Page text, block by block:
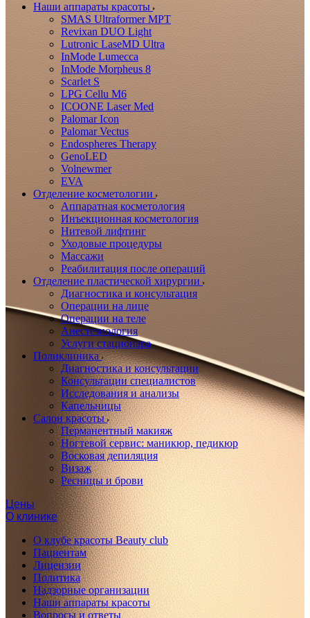
Наши аппараты красоты
SMAS Ultraformer MPT
Revixan DUO Light
Lutronic LaseMD Ultra
InMode Lumecca
InMode Morpheus 8
Scarlet S
LPG Cellu M6
ICOONE Laser Med
Palomar Icon
Palomar Vectus
Endospheres Therapy
GenoLED
Volnewmer
EVA
Отделение косметологии
Аппаратная косметология
Инъекционная косметология
Нитевой лифтинг
Уходовые процедуры
Массажи
Реабилитация после операций
Отделение пластической хирургии
Диагностика и консультация
Операции на лице
Операции на теле
Анестезиология
Услуги стационара
Поликлиника
Диагностика и консультации
Консультации специалистов
Исследования и анализы
Капельницы
Салон красоты
Перманентный макияж
Ногтевой сервис: маникюр, педикюр
Восковая депиляция
Визаж
Ресницы и брови
Цены
О клинике
О клубе красоты Beauty club
Пациентам
Лицензии
Политика
Надзорные организации
Наши аппараты красоты
Вопросы и ответы